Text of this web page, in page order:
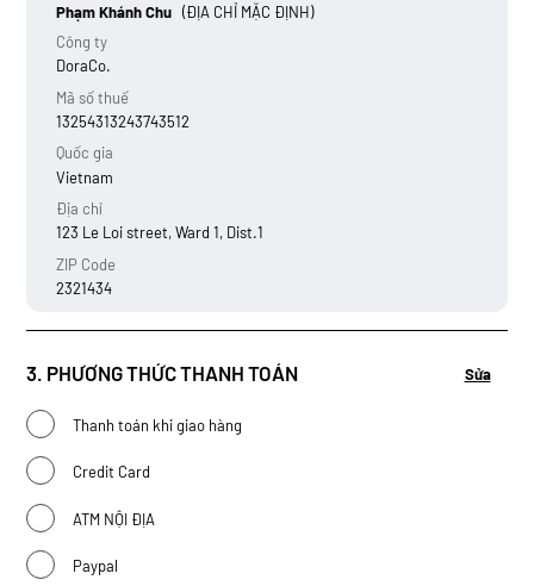
Phạm Khánh Chu (ĐỊA CHỈ MẶC ĐỊNH)
Công ty
DoraCo.
Mã số thuế
13254313243743512
Quốc gia
Vietnam
Địa chỉ
123 Le Loi street, Ward 1, Dist.1
ZIP Code
2321434
3. PHƯƠNG THỨC THANH TOÁN Sửa
Thanh toán khi giao hàng
Credit Card
ATM NỘI ĐỊA
Paypal